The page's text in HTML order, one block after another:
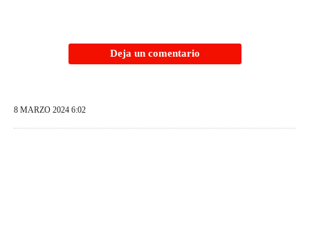
Deja un comentario
8 MARZO 2024 6:02